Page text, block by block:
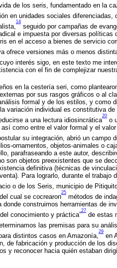
de los seris, fundamentado en la
en unidades sociales diferenciadas,
14
seguido por campañas de
e impuesta por diversas políticas
en el acceso a bienes de servicio
ofrece versiones más o menos
cuyo interés sigo, en este texto me
con el fin de complejizar
en la cestería seri, como
por sus rasgos gráficos o al
formal y de los estilos, y como
variación individual es constitutiva
a una lectura idiosincrática
20
o
como entre el valor formal y el
su integración, abrió un campo
ornamentos, objetos-animales o
parafraseando a este autor,
son objetos preexistentes que se
definitiva (técnicas de
Para lograrlo, durante el trabajo
o de los Seris, municipio de
cual se cocrearon
25
métodos de
construimos herramientas de
conocimiento y práctica”
27
de estas
las premisas para su
distintos casos en Amazonía,
29
en
de fabricación y producción de los
y reconocer hacia quién estaban